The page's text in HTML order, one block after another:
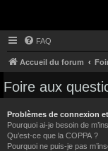
FAQ
Accueil du forum
Foire aux
Problèmes de connexion
Pourquoi ai-je besoin de
Qu’est-ce que la COPPA ?
Pourquoi ne puis-je pas